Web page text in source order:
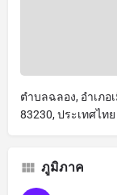
ตำบลฉลอง, อำเภอ
83230, ประเทศไทย
ภูมิภาค